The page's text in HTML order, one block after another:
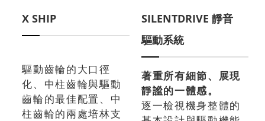
X SHIP
驅動齒輪的大口徑
化、中柱齒輪與驅動
齒輪的最佳配置、中
柱齒輪的兩處培林支
SILENTDRIVE 靜音
驅動系統
著重所有細節、展現
靜謐的一體感。
逐一檢視機身整體的